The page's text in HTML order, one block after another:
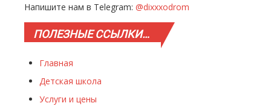
Напишите нам в Telegram: @dixxxodrom
ПОЛЕЗНЫЕССЫЛКИ…
Главная
Детская школа
Услуги и цены